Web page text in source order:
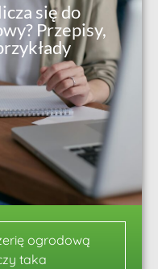
się do
Przepisy,
ogrodową
taka